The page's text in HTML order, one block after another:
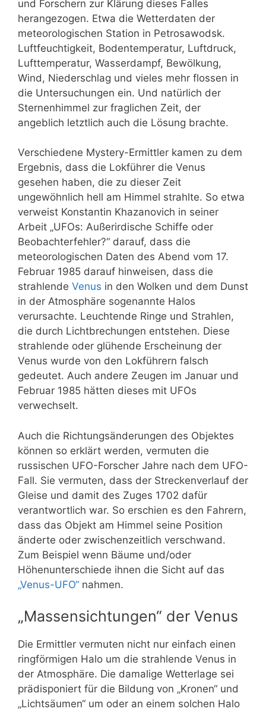
und Forschern zur Klärung dieses Falles
herangezogen. Etwa die Wetterdaten der
meteorologischen Station in Petrosawodsk.
Luftfeuchtigkeit, Bodentemperatur, Luftdruck,
Lufttemperatur, Wasserdampf, Bewölkung,
Wind, Niederschlag und vieles mehr flossen in
die Untersuchungen ein. Und natürlich der
Sternenhimmel zur fraglichen Zeit, der
angeblich letztlich auch die Lösung brachte.
Verschiedene Mystery-Ermittler kamen zu dem
Ergebnis, dass die Lokführer die Venus
gesehen haben, die zu dieser Zeit
ungewöhnlich hell am Himmel strahlte. So etwa
verweist Konstantin Khazanovich in seiner
Arbeit „UFOs: Außerirdische Schiffe oder
Beobachterfehler?“ darauf, dass die
meteorologischen Daten des Abend vom 17.
Februar 1985 darauf hinweisen, dass die
strahlende Venus in den Wolken und dem Dunst
in der Atmosphäre sogenannte Halos
verursachte. Leuchtende Ringe und Strahlen,
die durch Lichtbrechungen entstehen. Diese
strahlende oder glühende Erscheinung der
Venus wurde von den Lokführern falsch
gedeutet. Auch andere Zeugen im Januar und
Februar 1985 hätten dieses mit UFOs
verwechselt.
Auch die Richtungsänderungen des Objektes
können so erklärt werden, vermuten die
russischen UFO-Forscher Jahre nach dem UFO-
Fall. Sie vermuten, dass der Streckenverlauf der
Gleise und damit des Zuges 1702 dafür
verantwortlich war. So erschien es den Fahrern,
dass das Objekt am Himmel seine Position
änderte oder zwischenzeitlich verschwand.
Zum Beispiel wenn Bäume und/oder
Höhenunterschiede ihnen die Sicht auf das
„Venus-UFO“ nahmen.
„Massensichtungen“ der Venus
Die Ermittler vermuten nicht nur einfach einen
ringförmigen Halo um die strahlende Venus in
der Atmosphäre. Die damalige Wetterlage sei
prädisponiert für die Bildung von „Kronen“ und
„Lichtsäumen“ um oder an einem solchen Halo